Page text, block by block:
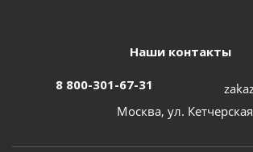
Наши контакты
8 800-301-67-31
Москва, ул.